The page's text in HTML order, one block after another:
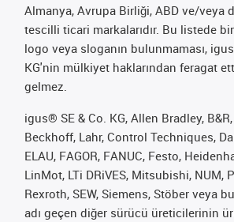
Almanya, Avrupa Birliği, ABD ve/veya
tescilli ticari markalarıdır. Bu listede
logo veya sloganın bulunmaması,
KG'nin mülkiyet haklarından feragat
gelmez.
igus® SE & Co. KG, Allen Bradley,
Beckhoff, Lahr, Control Techniques,
ELAU, FAGOR, FANUC, Festo,
LinMot, LTi DRiVES, Mitsubishi, NUM,
Rexroth, SEW, Siemens, Stöber veya
adı geçen diğer sürücü üreticilerinin